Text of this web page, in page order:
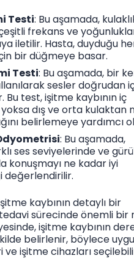
Testi: Bu aşamada,
çeşitli frekans ve
iletilir. Hasta, duyduğu
bir düğmeye basar.
Testi: Bu aşamada, bir
sesler doğrudan
Bu test, işitme kaybının iç
dış ve orta kulaktan
belirlemeye yardımcı
: Bu aşamada,
ses seviyelerinde ve
konuşmayı ne kadar iyi
değerlendirilir.
kaybının detaylı bir
sürecinde önemli bir
işitme kaybının
belirlenir, böylece
işitme cihazları